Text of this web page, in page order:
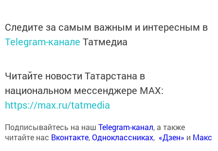
Следите за самым важным и интересным в
Telegram-канале Татмедиа
Читайте новости Татарстана в
национальном мессенджере MАХ:
https://max.ru/tatmedia
Подписывайтесь на наш Telegram-канал, а также
читайте нас Вконтакте,Одноклассниках, «Дзен» и Макс